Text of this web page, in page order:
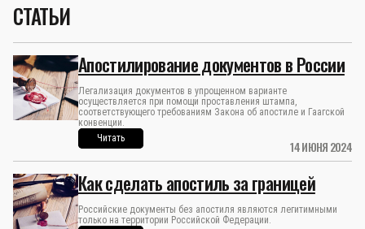
СТАТЬИ
14 ИЮНЯ 2024
Апостилирование документов в России
Легализация документов в упрощенном варианте
осуществляется при помощи проставления штампа,
соответствующего требованиям Закона об апостиле и Гаагской
конвенции.
Читать
Как сделать апостиль за границей
Российские документы без апостиля являются легитимными
только на территории Российской Федерации.